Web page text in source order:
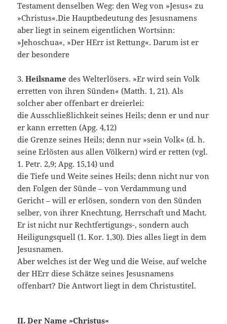
Testament denselben Weg: den Weg von »Jesus« zu
»Christus«.Die Hauptbedeutung des Jesusnamens
aber liegt in seinem eigentlichen Wortsinn:
»Jehoschua«, »Der HErr ist Rettung«. Darum ist er
der besondere
3.Heilsnamedes Welterlösers. »Er wird sein Volk
erretten von ihren Sünden« (Matth. 1, 21). Als
solcher aber offenbart er dreierlei:
die Ausschließlichkeit seines Heils; denn er und nur
er kann erretten (Apg. 4,12)
die Grenze seines Heils; denn nur »sein Volk« (d. h.
seine Erlösten aus allen Völkern) wird er retten (vgl.
1. Petr. 2,9; Apg. 15,14) und
die Tiefe und Weite seines Heils; denn nicht nur von
den Folgen der Sünde – von Verdammung und
Gericht – will er erlösen, sondern von den Sünden
selber, von ihrer Knech­tung, Herrschaft und Macht.
Er ist nicht nur Rechtferti­gungs-, sondern auch
Heiligungsquell (1. Kor. 1,30). Dies alles liegt in dem
Jesusnamen.
Aber welches ist der Weg und die Weise, auf welche
der HErr diese Schätze seines Jesusnamens
offenbart? Die Ant­wort liegt in dem Christustitel.
II. Der Name »Christus«